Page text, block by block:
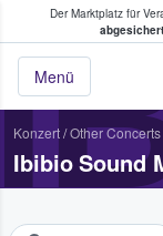
Der Marktplatz für
Menü
Tickets
Konzert/Other Concerts
Ibibio Sound